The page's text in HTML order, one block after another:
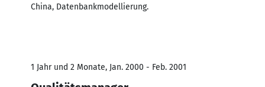
China, Datenbankmodellierung.
1 Jahr und 2 Monate, Jan. 2000 - Feb. 2001